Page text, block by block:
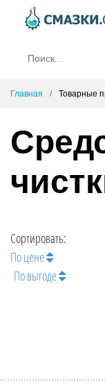
Главная Товарные
Сортировать:
По цене
По выгоде